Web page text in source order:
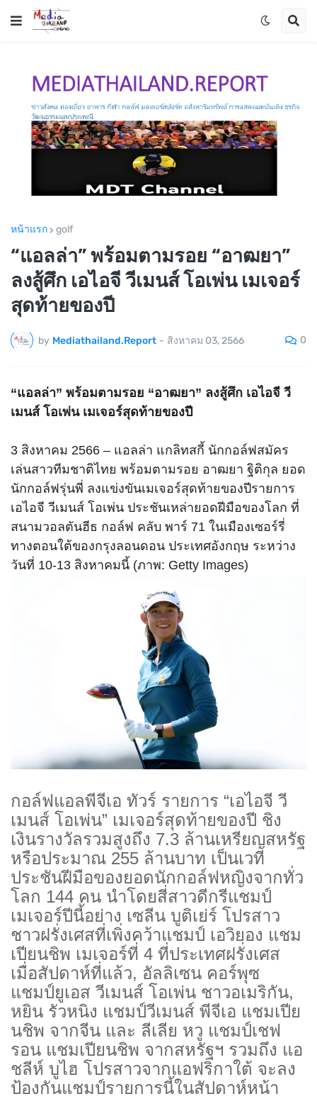
หน้าแรก golf
“แอลล่า” พร้อมตามรอย “อาฒยา”
ลงสู้ศึก เอไอจี วีเมนส์ โอเพ่น เมเจอร์
สุดท้ายของปี
by Mediathailand.Report - สิงหาคม 03, 2566 0
“แอลล่า” พร้อมตามรอย “อาฒยา” ลงสู้ศึก เอไอจี วี
เมนส์ โอเพ่น เมเจอร์สุดท้ายของปี
3 สิงหาคม 2566 – แอลล่า แกลิทสกี้ นักกอล์ฟสมัคร
เล่นสาวทีมชาติไทย พร้อมตามรอย อาฒยา ฐิติกุล ยอด
นักกอล์ฟรุ่นพี่ ลงแข่งขันเมเจอร์สุดท้ายของปีรายการ
เอไอจี วีเมนส์ โอเพ่น ประชันเหล่ายอดฝีมือของโลก ที่
สนามวอลตันฮีธ กอล์ฟ คลับ พาร์ 71 ในเมืองเซอร์รี่
ทางตอนใต้ของกรุงลอนดอน ประเทศอังกฤษ ระหว่าง
วันที่ 10-13 สิงหาคมนี้ (ภาพ: Getty Images)
กอล์ฟแอลพีจีเอ ทัวร์ รายการ “เอไอจี วี
เมนส์ โอเพ่น” เมเจอร์สุดท้ายของปี ชิง
เงินรางวัลรวมสูงถึง 7.3 ล้านเหรียญสหรัฐ
หรือประมาณ 255 ล้านบาท เป็นเวที
ประชันฝีมือของยอดนักกอล์ฟหญิงจากทั่ว
โลก 144 คน นำโดยสี่สาวดีกรีแชมป์
เมเจอร์ปีนี้อย่าง เซลีน บูติเย่ร์ โปรสาว
ชาวฝรั่งเศสที่เพิ่งคว้าแชมป์ เอวิยอง แชม
เปียนชิพ เมเจอร์ที่ 4 ที่ประเทศฝรั่งเศส
เมื่อสัปดาห์ที่แล้ว, อัลลิเซน คอร์พุซ
แชมป์ยูเอส วีเมนส์ โอเพ่น ชาวอเมริกัน,
หยิน รัวหนิง แชมป์วีเมนส์ พีจีเอ แชมเปีย
นชิพ จากจีน และ ลีเลีย หวู แชมป์เชฟ
รอน แชมเปียนชิพ จากสหรัฐฯ รวมถึง แอ
ชลีห์ บูไฮ โปรสาวจากแอฟริกาใต้ จะลง
ป้องกันแชมป์รายการนี้ในสัปดาห์หน้า